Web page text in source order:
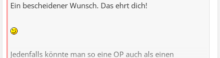
Ein bescheidener Wunsch. Das ehrt dich!
Jedenfalls könnte man so eine OP auch als einen